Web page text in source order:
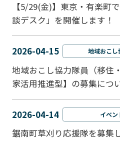
【5/29(金)】東京・有楽町
談デスク」を開催します！
2026-04-15 地域おこし
地域おこし協力隊員（移住
家活用推進型】の募集につ
2026-04-14 イベン
鋸南町草刈り応援隊を募集